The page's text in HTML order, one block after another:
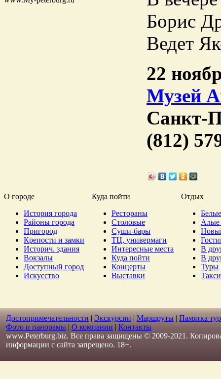
Борис
Ведет
22
Музей
Санкт-
(812)
О городе Куда пойти
Отдых
История города
Районы города
Пригород
Крепости и замки
Историч. здания
Вокзалы
Доступный город
Искусство
Рестораны
Столовые
Суши-бары
ТЦ, универмаги
Интересные места
Куда пойти
Концерты
Выставки
Алые
В
В
Туры
Такси
Достопримечательности | Экскурсии | Маршруты | Памятка
Фото и панорамы | О компании | Контакты
www.Peterburg.biz. Все права защищены © 2009-2021.
информации с сайта запрещено. 18+.